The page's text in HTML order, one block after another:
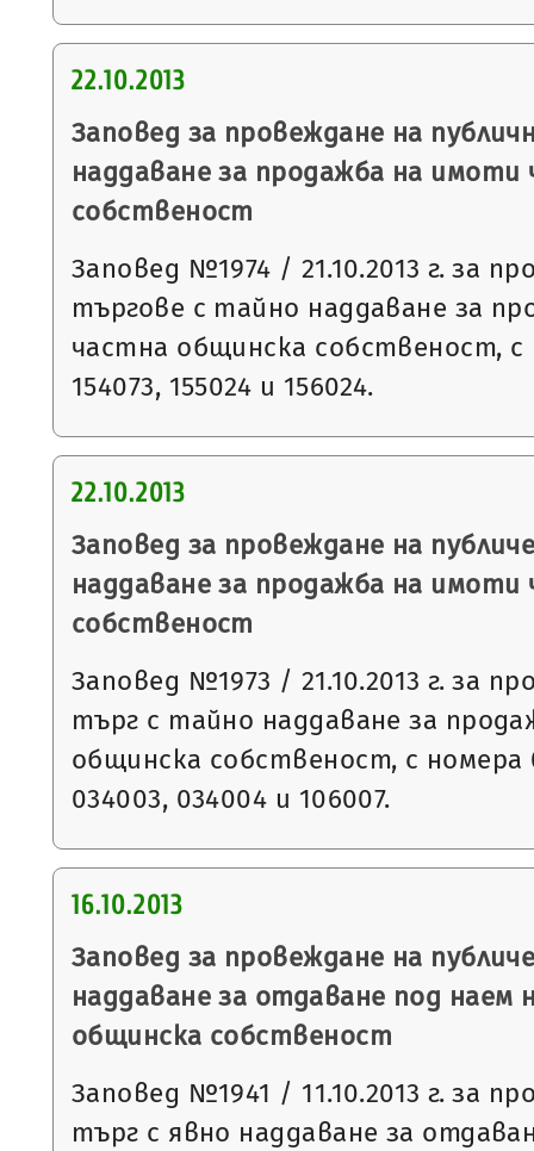
22.10.2013
Заповед за провеждане на
наддаване за продажба на
собственост
Заповед №1974 / 21.10.2013 г. за
търгове с тайно наддаване за
частна общинска собственост, с
154073, 155024 и 156024.
22.10.2013
Заповед за провеждане на
наддаване за продажба на
собственост
Заповед №1973 / 21.10.2013 г. за
търг с тайно наддаване за
общинска собственост, с номера
034003, 034004 и 106007.
16.10.2013
Заповед за провеждане на
наддаване за отдаване под наем
общинска собственост
Заповед №1941 / 11.10.2013 г. за
търг с явно наддаване за